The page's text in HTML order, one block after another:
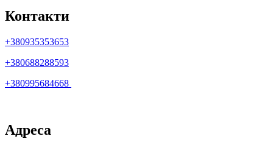
Контакти
+380935353653
+380688288593
+380995684668
Адреса